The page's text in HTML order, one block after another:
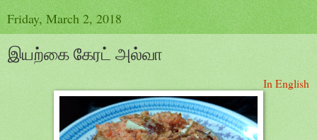
Friday, March 2, 2018
இயற்கை கேரட் அல்வா
In English